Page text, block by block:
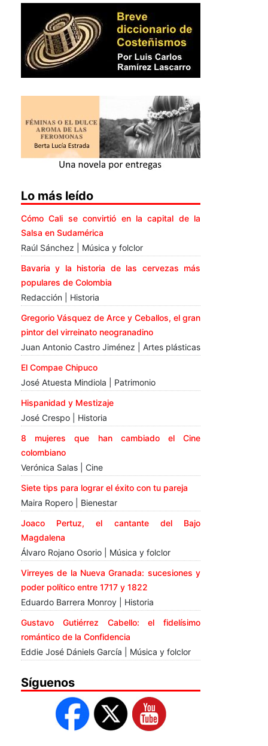
Lo más leído
Cómo Cali se convirtió en la capital de la
Salsa en Sudamérica
Raúl Sánchez | Música y folclor
Bavaria y la historia de las cervezas más
populares de Colombia
Redacción | Historia
Gregorio Vásquez de Arce y Ceballos, el gran
pintor del virreinato neogranadino
Juan Antonio Castro Jiménez | Artes plásticas
El Compae Chipuco
José Atuesta Mindiola | Patrimonio
Hispanidad y Mestizaje
José Crespo | Historia
8 mujeres que han cambiado el Cine
colombiano
Verónica Salas | Cine
Siete tips para lograr el éxito con tu pareja
Maira Ropero | Bienestar
Joaco Pertuz, el cantante del Bajo
Magdalena
Álvaro Rojano Osorio | Música y folclor
Virreyes de la Nueva Granada: sucesiones y
poder político entre 1717 y 1822
Eduardo Barrera Monroy | Historia
Gustavo Gutiérrez Cabello: el fidelísimo
romántico de la Confidencia
Eddie José Dániels García | Música y folclor
Síguenos